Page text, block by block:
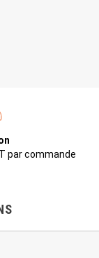
par commande